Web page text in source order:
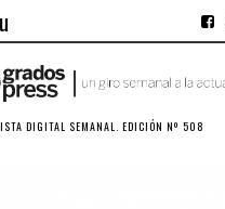
DIGITAL SEMANAL. EDICIÓN Nº 508